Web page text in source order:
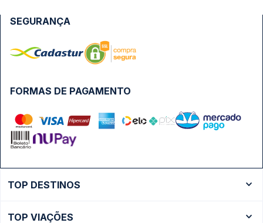
FORMAS DE PAGAMENTO
SEGURANÇA
TOP DESTINOS
TOP VIAÇÕES